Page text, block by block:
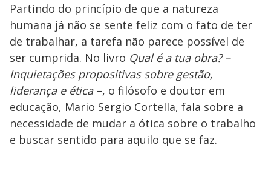
Partindo do princípio de que a natureza
humana já não se sente feliz com o fato de ter
de trabalhar, a tarefa não parece possível de
ser cumprida. No livro Qual é a tua obra? –
Inquietações propositivas sobre gestão,
liderança e ética–, o filósofo e doutor em
educação, Mario Sergio Cortella, fala sobre a
necessidade de mudar a ótica sobre o trabalho
e buscar sentido para aquilo que se faz.